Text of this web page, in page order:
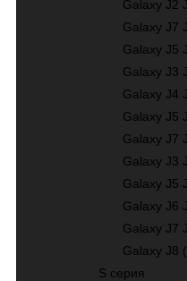
Galaxy J2
Galaxy J7
Galaxy J5
Galaxy J3
Galaxy J4
Galaxy J5
Galaxy J7
Galaxy J3
Galaxy J5
Galaxy J6
Galaxy J7
Galaxy J8
S серия